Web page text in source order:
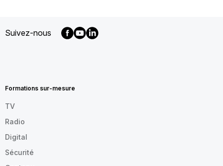
Suivez-nous
FR
Formations sur-mesure
TV
Radio
Digital
Sécurité